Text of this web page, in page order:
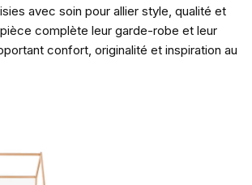
avec soin pour allier style, qualité et
complète leur garde-robe et leur
confort, originalité et inspiration au